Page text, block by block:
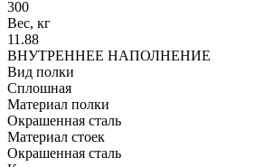
300
Вес, кг
11.88
ВНУТРЕННЕЕ НАПОЛНЕНИЕ
Вид полки
Сплошная
Материал полки
Окрашенная сталь
Материал стоек
Окрашенная сталь